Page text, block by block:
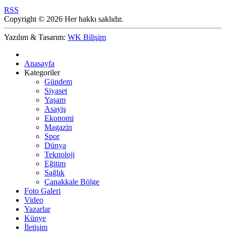
RSS
Copyright © 2026 Her hakkı saklıdır.
Yazılım & Tasarım: WK Bilişim
Anasayfa
Kategoriler
Gündem
Siyaset
Yaşam
Asayiş
Ekonomi
Magazin
Spor
Dünya
Teknoloji
Eğitim
Sağlık
Çanakkale Bölge
Foto Galeri
Video
Yazarlar
Künye
İletişim